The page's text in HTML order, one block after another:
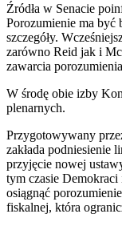
Źródła w Senacie
Porozumienie ma być
szczegóły.
zarówno Reid jak i
zawarcia
W środę obie izby
plenarnych.
Przygotowywany
zakłada podniesienie
przyjęcie nowej
tym czasie
osiągnąć
fiskalnej, która